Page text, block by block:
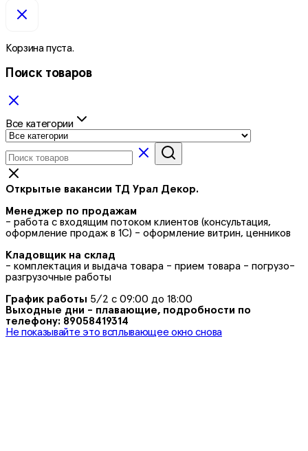
Корзина пуста.
Поиск товаров
Все категории
Открытые вакансии ТД Урал Декор.
Менеджер по продажам
- работа с входящим потоком клиентов (консультация,
оформление продаж в 1С) - оформление витрин, ценников
Кладовщик на склад
- комплектация и выдача товара - прием товара - погрузо-
разгрузочные работы
График работы 5/2 с 09:00 до 18:00
Выходные дни - плавающие, подробности по
телефону: 89058419314
Не показывайте это всплывающее окно снова